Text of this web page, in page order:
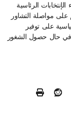
الرئاسية
على مواصلة التشاور
على توفير
في حال حصول الشغور